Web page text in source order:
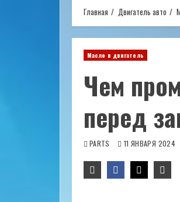
Главная Двигатель авто
Масло в двигатель
Чем
перед
PARTS 11 ЯНВАРЯ 2024